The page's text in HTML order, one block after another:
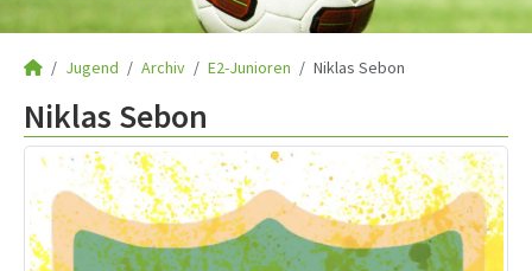
Jugend Archiv E2-Junioren Niklas Sebon
Niklas Sebon